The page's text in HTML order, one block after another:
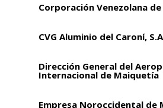
Corporación Venezolana de
CVG Aluminio del Caroní,
Dirección General del
Internacional de Maiquetía
Empresa Noroccidental de